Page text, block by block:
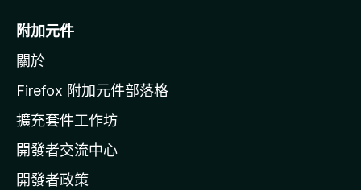
o
i
l
a
官
網
附加元件
關於
Firefox 附加元件部落格
擴充套件工作坊
開發者交流中心
開發者政策